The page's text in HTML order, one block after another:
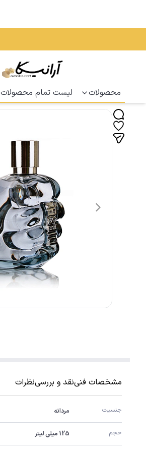
محصولات لیست تمام محصولات
مشخصات فنینقد و بررسینظرات
جنسیت مردانه
حجم 125 میلی لیتر